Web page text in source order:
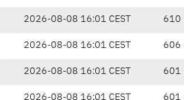
2026-08-08 16:01 CEST 610
2026-08-08 16:01 CEST 606
2026-08-08 16:01 CEST 601
2026-08-08 16:01 CEST 601